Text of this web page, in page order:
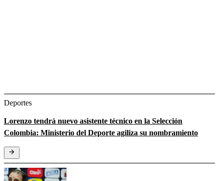
Deportes
Lorenzo tendrá nuevo asistente técnico en la Selección
Colombia: Ministerio del Deporte agiliza su nombramiento